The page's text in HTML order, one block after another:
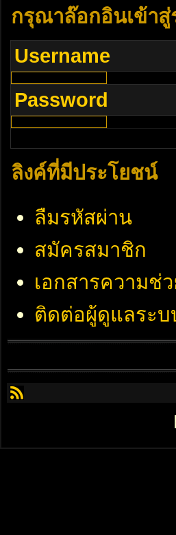
กรุณาล๊อกอินเข้าสู่
Username
Password
ลิงค์ที่มีประโยชน์
ลืมรหัสผ่าน
สมัครสมาชิก
เอกสารความช่
ติดต่อผู้ดูแลระบ